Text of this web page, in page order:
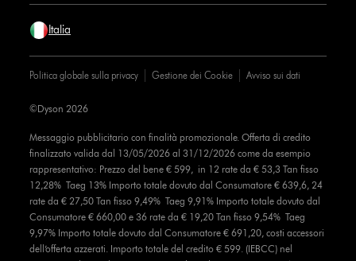
Italia
Politica globale sulla privacy Gestione dei Cookie Avviso sui dati
Messaggio pubblicitario con finalità promozionale. Offerta di credito
finalizzato valida dal 13/05/2026 al 31/12/2026 come da esempio
rappresentativo: Prezzo del bene € 599, in 12 rate da € 53,3 Tan fisso
12,28% Taeg 13% Importo totale dovuto dal Consumatore € 639,6, 24
rate da € 27,50 Tan fisso 9,49% Taeg 9,91% Importo totale dovuto dal
Consumatore € 660,00 e 36 rate da € 19,20 Tan fisso 9,54% Taeg
9,97% Importo totale dovuto dal Consumatore € 691,20, costi accessori
dell’offerta azzerati. Importo totale del credito € 599. (IEBCC) nel
©Dyson 2026